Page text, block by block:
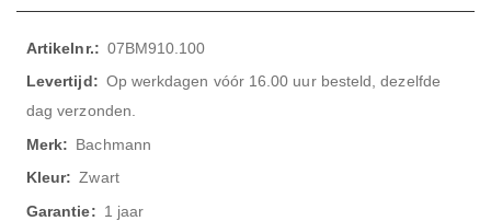
Meer
informatie
07BM910.100
Op werkdagen vóór 16.00 uur besteld, dezelfde
dag verzonden.
Bachmann
Zwart
1 jaar